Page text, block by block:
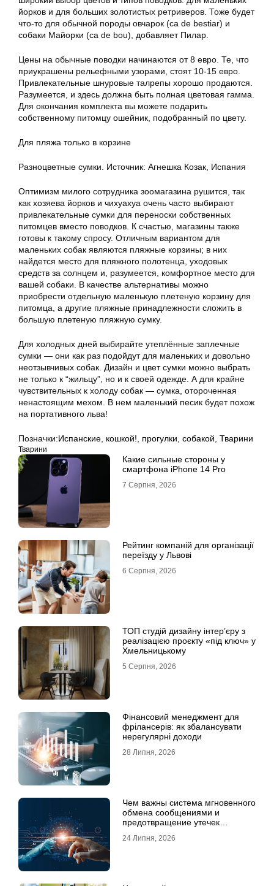
йорков и для больших золотистых ретриверов. Тоже будет
что-то для обычной породы овчарок (ca de bestiar) и
собаки Майорки (ca de bou), добавляет Пилар.
Цены на обычные поводки начинаются от 8 евро. Те, что
приукрашены рельефными узорами, стоят 10-15 евро.
Привлекательные шнуровые талрепы хорошо продаются.
Разумеется, и здесь должна быть полная цветовая гамма.
Для окончания комплекта вы можете подарить
собственному питомцу ошейник, подобранный по цвету.
Для пляжа только в корзине
Разноцветные сумки. Источник: Агнешка Козак, Испания
Оптимизм милого сотрудника зоомагазина рушится, так
как хозяева йорков и чихуахуа очень часто выбирают
привлекательные сумки для переноски собственных
питомцев вместо поводков. К счастью, магазины также
готовы к такому спросу. Отличным вариантом для
маленьких собак являются пляжные корзины; в них
найдется место для пляжного полотенца, уходовых
средств за солнцем и, разумеется, комфортное место для
вашей собаки. В качестве альтернативы можно
приобрести отдельную маленькую плетеную корзину для
питомца, а другие пляжные принадлежности сложить в
большую плетеную пляжную сумку.
Для холодных дней выбирайте утеплённые заплечные
сумки — они как раз подойдут для маленьких и довольно
неотзывчивых собак. Дизайн и цвет сумки можно выбрать
не только к “жильцу”, но и к своей одежде. А для крайне
чувствительных к холоду собак — сумка, отороченная
ненастоящим мехом. В нем маленький песик будет похож
на портативного льва!
Позначки:Испанские кошкой! прогулки собакой Тварини
Тварини
Какие сильные стороны у
смартфона iPhone 14 Pro
7 Серпня, 2026
Рейтинг компаній для організації
переїзду у Львові
6 Серпня, 2026
ТОП студій дизайну інтер’єру з
реалізацією проєкту «під ключ» у
Хмельницькому
5 Серпня, 2026
Фінансовий менеджмент для
фрілансерів: як збалансувати
нерегулярні доходи
28 Липня, 2026
Чем важны система мгновенного
обмена сообщениями и
предотвращение утечек
24 Липня, 2026